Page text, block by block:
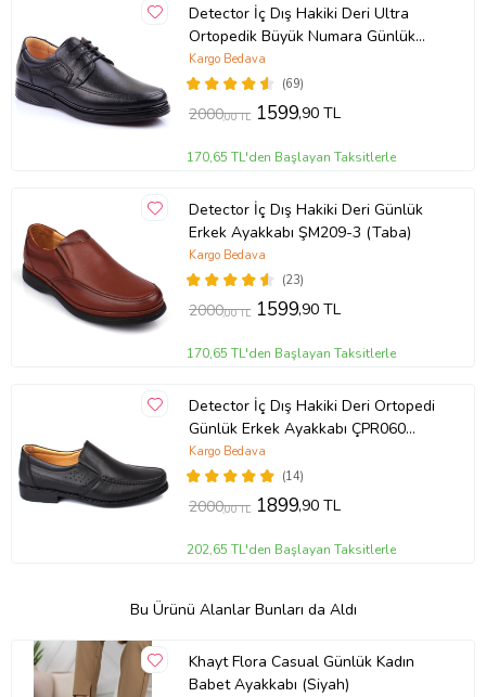
Detector İç Dış Hakiki Deri Ultra
Ortopedik Büyük Numara Günlük
Erkek Ayakkabı 701-10 (Siyah)
(69)
Kargo Bedava
2000,00 TL 1599,90 TL
170,65 TL'den Başlayan Taksitlerle
Detector İç Dış Hakiki Deri Günlük
Erkek Ayakkabı ŞM209-3 (Taba)
(23)
Kargo Bedava
2000,00 TL 1599,90 TL
170,65 TL'den Başlayan Taksitlerle
Detector İç Dış Hakiki Deri Ortopedi
Günlük Erkek Ayakkabı ÇPR060
(Siyah)
(14)
Kargo Bedava
2000,00 TL 1899,90 TL
202,65 TL'den Başlayan Taksitlerle
Bu Ürünü Alanlar Bunları da Aldı
Khayt Flora Casual Günlük Kadın
Babet Ayakkabı (Siyah)